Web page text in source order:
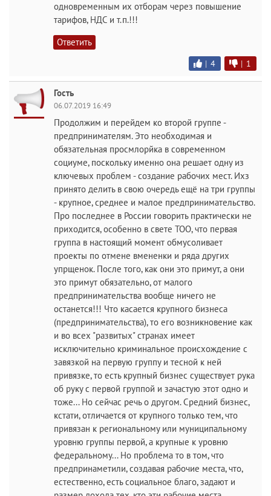
одновременным их отборам через повышение
тарифов, НДС и т.п.!!!
Ответить
| 4 | 1
Гость
06.07.2019 16:49
Продолжим и перейдем ко второй группе -
предпринимателям. Это необходимая и
обязательная просмлорйка в современном
социуме, поскольку именно она решает одну из
ключевых проблем - создание рабочих мест. Ихз
принято делить в свою очередь ещё на три группы
- крупное, среднее и малое предпринимательство.
Про последнее в России говорить практически не
приходится, особенно в свете ТОО, что первая
группа в настоящий момент обмусоливает
проекты по отмене вмененки и ряда других
упрщенок. После того, как они это примут, а они
это примут обязательно, от малого
предпринимательства вообще ничего не
останется!!! Что касается крупного бизнеса
(предпринимательства), то его возникновение как
и во всех "развитых" странах имеет
исключительно криминальное происхождение с
завязкой на первую группу и тесной к ней
привязке, то есть крупный бизнес существует рука
об руку с первой группой и зачастую этот одно и
тоже... Но сейчас речь о другом. Средний бизнес,
кстати, отличается от крупного только тем, что
привязан к региональному или муниципальному
уровню группы первой, а крупные к уровню
федеральному... Но проблема то в том, что
предпринаметили, создавая рабочие места, что,
естественно, есть социальное благо, задают и